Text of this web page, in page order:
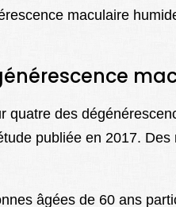
maculaire
quatre des
publiée en 2017.
âgées de 60 ans